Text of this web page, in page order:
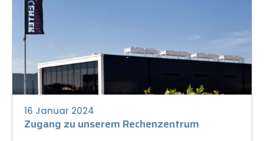
16 Januar 2024
Zugang zu unserem Rechenzentrum